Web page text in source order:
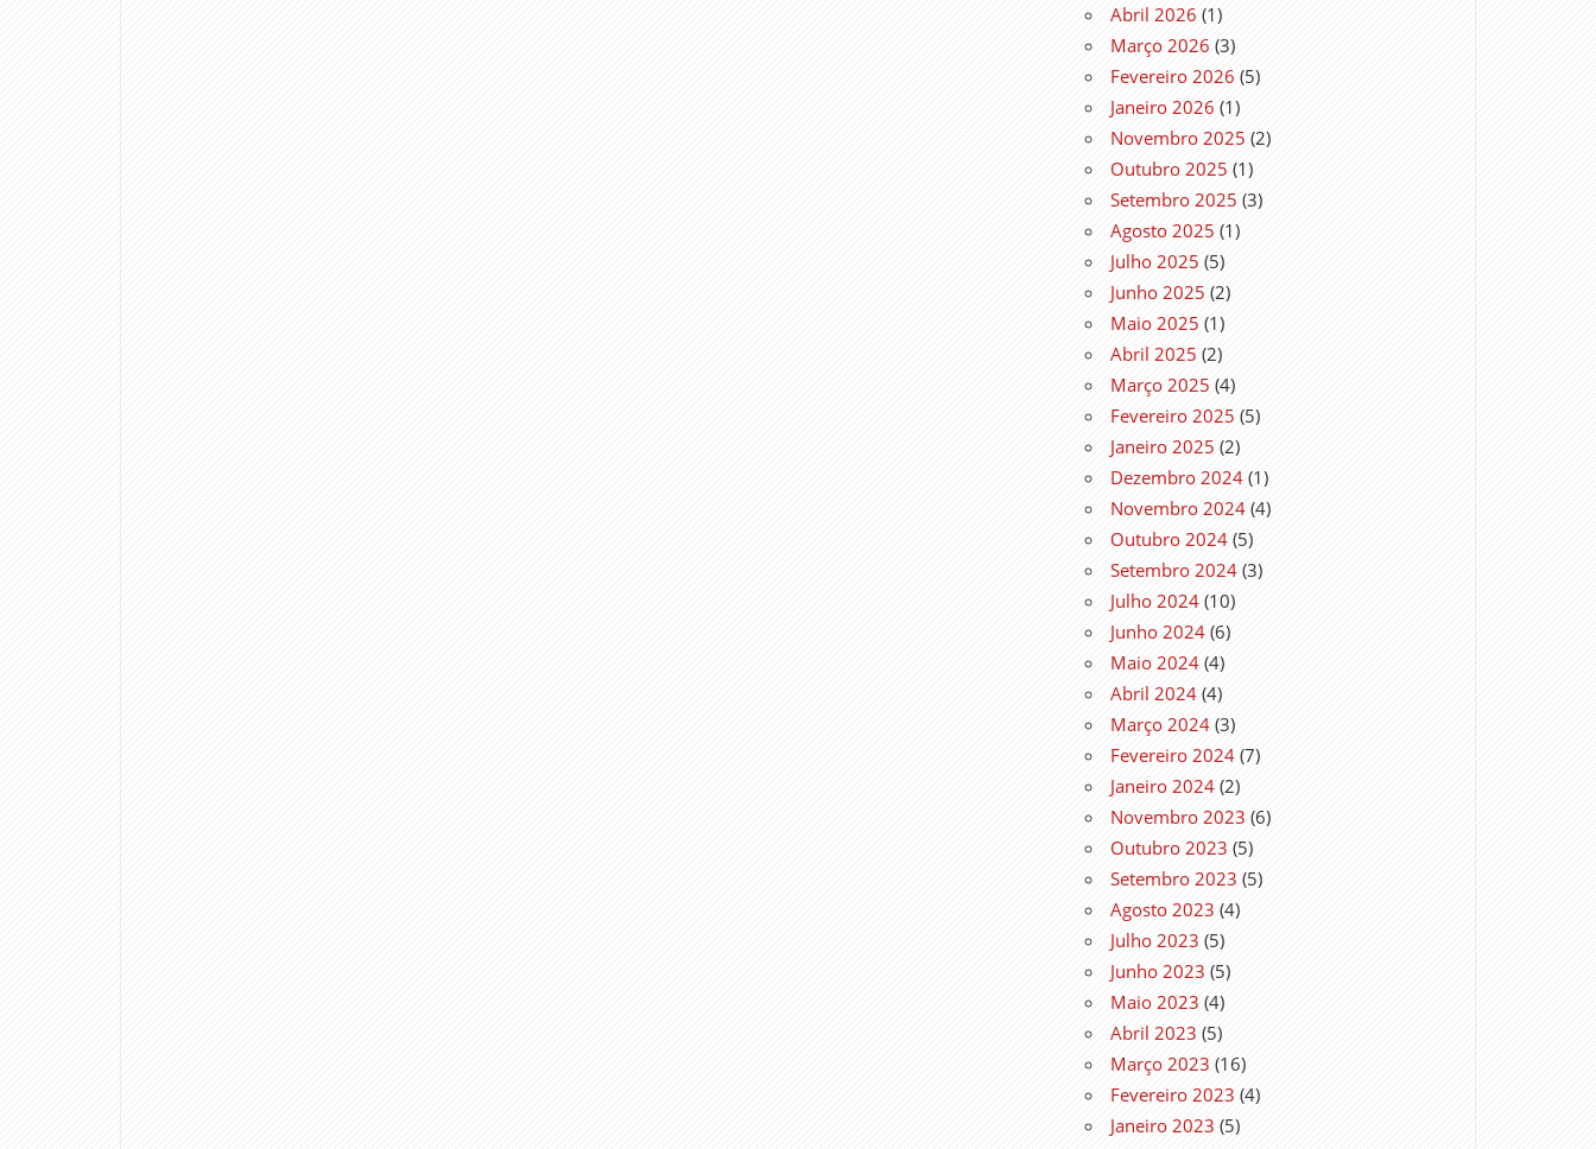
Abril 2026 (1)
Março 2026 (3)
Fevereiro 2026 (5)
Janeiro 2026 (1)
Novembro 2025 (2)
Outubro 2025 (1)
Setembro 2025 (3)
Agosto 2025 (1)
Julho 2025 (5)
Junho 2025 (2)
Maio 2025 (1)
Abril 2025 (2)
Março 2025 (4)
Fevereiro 2025 (5)
Janeiro 2025 (2)
Dezembro 2024 (1)
Novembro 2024 (4)
Outubro 2024 (5)
Setembro 2024 (3)
Julho 2024 (10)
Junho 2024 (6)
Maio 2024 (4)
Abril 2024 (4)
Março 2024 (3)
Fevereiro 2024 (7)
Janeiro 2024 (2)
Novembro 2023 (6)
Outubro 2023 (5)
Setembro 2023 (5)
Agosto 2023 (4)
Julho 2023 (5)
Junho 2023 (5)
Maio 2023 (4)
Abril 2023 (5)
Março 2023 (16)
Fevereiro 2023 (4)
Janeiro 2023 (5)